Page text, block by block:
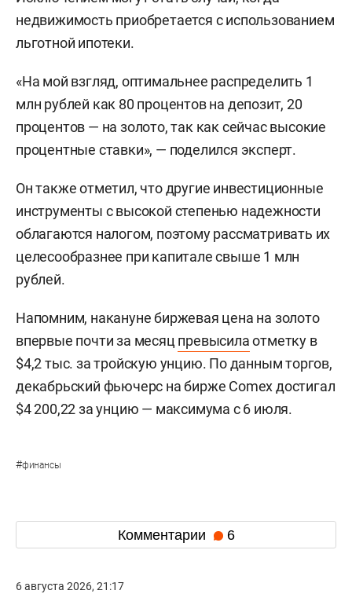
недвижимость приобретается с использованием
льготной ипотеки.
«На мой взгляд, оптимальнее распределить 1
млн рублей как 80 процентов на депозит, 20
процентов — на золото, так как сейчас высокие
процентные ставки», — поделился эксперт.
Он также отметил, что другие инвестиционные
инструменты с высокой степенью надежности
облагаются налогом, поэтому рассматривать их
целесообразнее при капитале свыше 1 млн
рублей.
Напомним, накануне биржевая цена на золото
впервые почти за месяцпревысилаотметку в
$4,2 тыс. за тройскую унцию. По данным торгов,
декабрьский фьючерс на бирже Comex достигал
$4 200,22 за унцию — максимума с 6 июля.
#финансы
Комментарии 6
6 августа 2026, 21:17